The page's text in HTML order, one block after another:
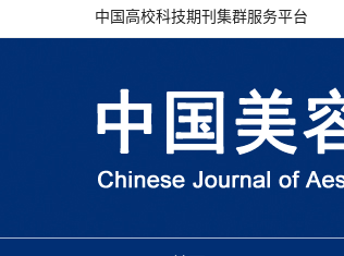
中国高校科技期刊集群服务平台